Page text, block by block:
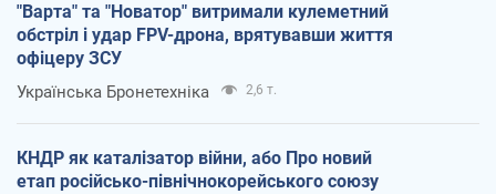
"Варта" та "Новатор" витримали кулеметний
обстріл і удар FPV-дрона, врятувавши життя
офіцеру ЗСУ
Українська Бронетехніка 2,6 т.
КНДР як каталізатор війни, або Про новий
етап російсько-північнокорейського союзу